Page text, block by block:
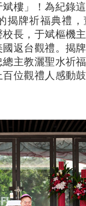
樓」！為紀錄
揭牌祈福典禮
長，于斌樞機
返台觀禮。揭
主教灑聖水祈
位觀禮人感動